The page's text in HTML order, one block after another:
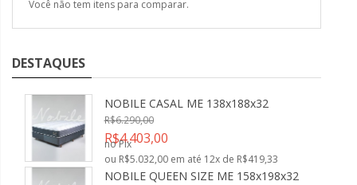
Você não tem itens para comparar.
DESTAQUES
NOBILE CASAL ME 138x188x32
R$6.290,00
R$4.403,00
no Pix
ou R$5.032,00 em até 12x de R$419,33
NOBILE QUEEN SIZE ME 158x198x32